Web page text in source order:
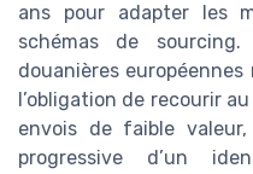
ans pour adapter les
schémas de
douanières
l’obligation de recourir
envois de faible
progressive d’un